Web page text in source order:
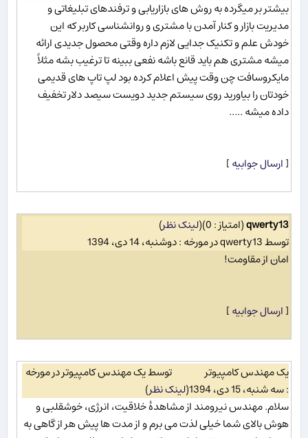
بیشتر بر میگرده به روش های بازاریابی و ترفندهای تبلیغاتی و
مدیریت بازار و کنار آمدن با مشتری و روانشناسی کاربر که این
خودش علم و تکنیک جدایی لازم داره وقتی محصول جدیدی ارائه
میشه مشتری هم باید قانع باشه نفعی ببینه تا ترغیب بشه مثلاً
مایکروسافت چن وقت پیش اعلام کرده بود لپ تاپ های قدیمی
خودتان را بیاورید روی سیستم جدید دویست سیصد دلار تخفیف
داده میشه .....
[ارسال جوابیه]
qwerty13(امتیاز : 0) (لینک نظر)
توسط qwerty13 در مورخه : دوشنبه، 14 دی، 1394
امان از مقاومت!
[ارسال جوابیه]
یک مهندس کامپیوتر توسط یک مهندس کامپیوتر در مورخه
: سه شنبه، 15 دی، 1394
(لینک نظر)
سلام. مهندس نیرومند از مشاهدۀ خلاقیت، انرژی، خوشقلبی و
هوش بالای شما خیلی لذت می برم و از مدت ها پیش هر از گاهی به